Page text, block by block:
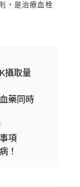
，是治療血栓
攝取量
藥同時
項
！